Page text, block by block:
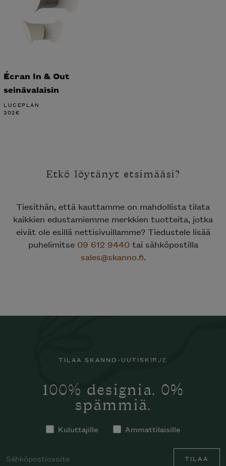
Écran In & Out
seinävalaisin
LUCEPLAN
302€
Etkö löytänyt etsimääsi?
Tiesithän, että kauttamme on mahdollista tilata
kaikkien edustamiemme merkkien tuotteita, jotka
eivät ole esillä nettisivuillamme? Tiedustele lisää
puhelimitse 09 612 9440tai sähköpostilla
sales@skanno.fi.
TILAA SKANNO-UUTISKIRJE
100% designia. 0%
spämmiä.
Kuluttajille Ammattilaisille
TILAA